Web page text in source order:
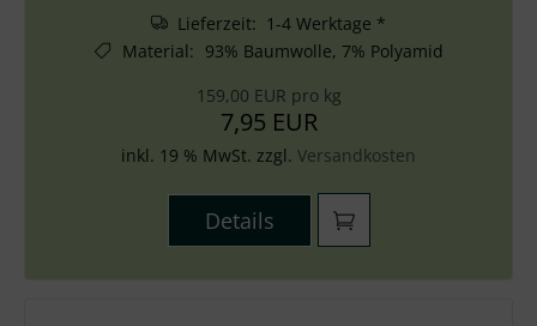
Lieferzeit: 1-4 Werktage *
Material: 93% Baumwolle, 7% Polyamid
159,00 EUR pro kg
7,95 EUR
inkl. 19 % MwSt. zzgl. Versandkosten
Details